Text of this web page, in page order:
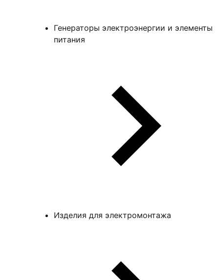
Генераторы электроэнергии и элементы
питания
Изделия для электромонтажа